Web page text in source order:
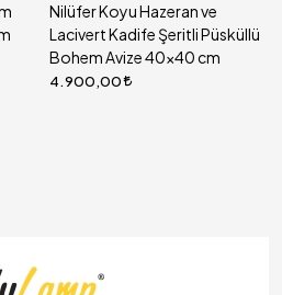
Nilüfer Koyu Hazeran ve
Lacivert Kadife Şeritli Püsküllü
Bohem Avize 40x40 cm
4.900,00